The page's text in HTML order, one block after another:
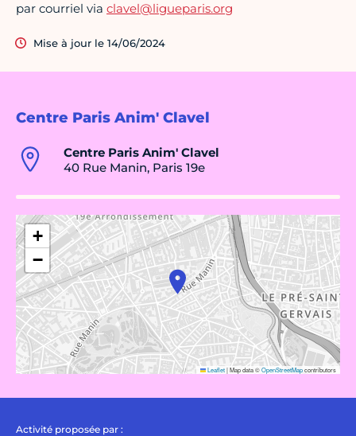
Centre Paris Anim' Clavel
Centre Paris Anim' Clavel
40 Rue Manin, Paris 19e
+
−
Leaflet|Map data ©OpenStreetMapcontributors
Activité proposée par :
par courriel via clavel@ligueparis.org
Mise à jour le 14/06/2024